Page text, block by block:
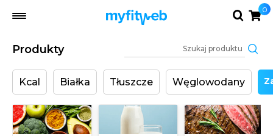
0
Produkty
Kcal Białka Tłuszcze Węglowodany